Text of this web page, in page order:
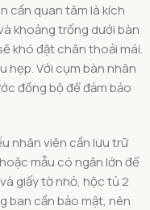
cần quan tâm là kích
khoảng trống dưới bàn
khó đặt chân thoải mái.
hẹp. Với cụm bàn nhân
đồng bộ để đảm bảo
nhân viên cần lưu trữ
mẫu có ngăn lớn để
giấy tờ nhỏ, hộc tủ 2
ban cần bảo mật, nên